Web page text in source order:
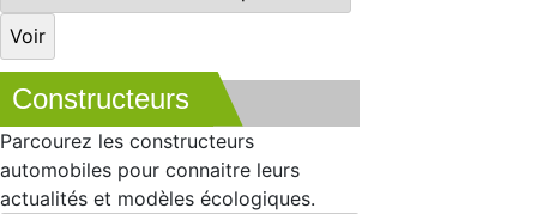
Constructeurs
Parcourez les constructeurs
automobiles pour connaitre leurs
actualités et modèles écologiques.